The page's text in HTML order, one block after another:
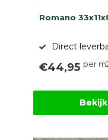
Romano
Direct
€44,95 per